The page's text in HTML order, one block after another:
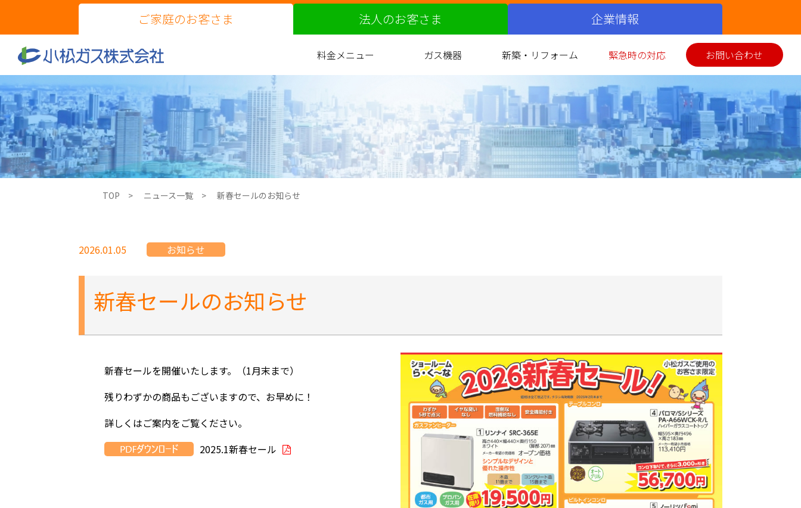
ご家庭のお客さま 法人のお客さま 企業情報
料金メニュー ガス機器
バスルーム
ガス衣類乾燥機
新築・リフォーム
美味しい料理
ガス衣類乾燥機
マイホーム発電
環境性
光熱費シミュレーション
お客さまの声
緊急時の対応 お問い合わせ
TOP ニュース一覧 新春セールのお知らせ
2026.01.05 お知らせ
新春セールのお知らせ
新春セールを開催いたします。（1月末まで）
残りわずかの商品もございますので、お早めに！
詳しくはご案内をご覧ください。
2025.1新春セール